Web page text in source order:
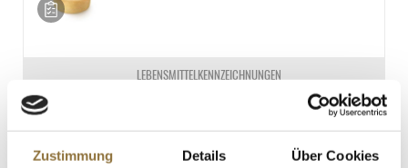
Zustimmung Details Über Cookies
LEBENSMITTELKENNZEICHNUNGEN
€ 22,62*
€ 80,79*/ kg
St.